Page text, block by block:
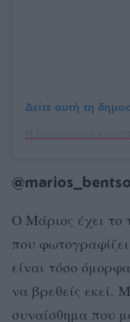
Δείτε αυτή τη
Ο Μάριος έχει το
που
είναι τόσο
να βρεθείς εκεί.
συναίσθημα που